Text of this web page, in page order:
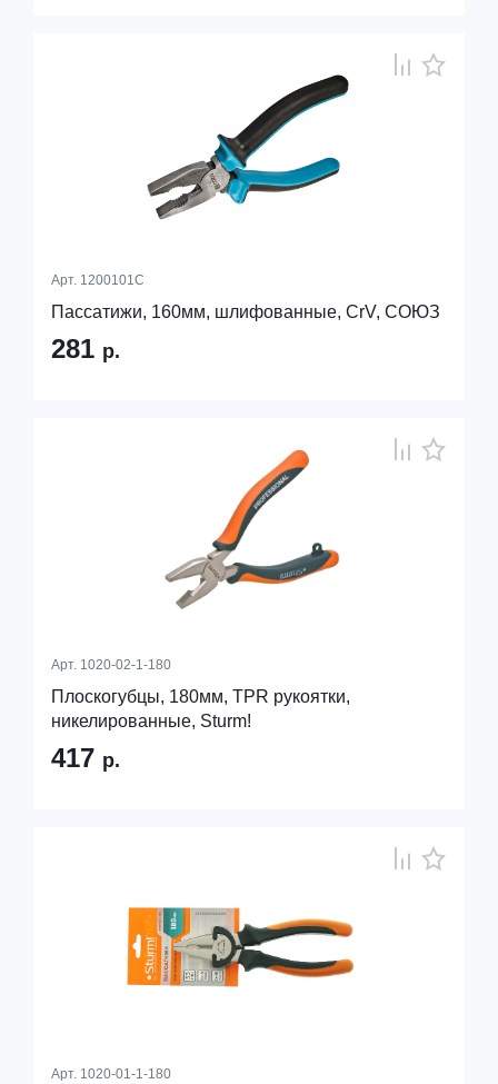
Арт. 1200101С
Пассатижи, 160мм, шлифованные, CrV, СОЮЗ
281 р.
Арт. 1020-02-1-180
Плоскогубцы, 180мм, TPR рукоятки,
никелированные, Sturm!
417 р.
Арт. 1020-01-1-180